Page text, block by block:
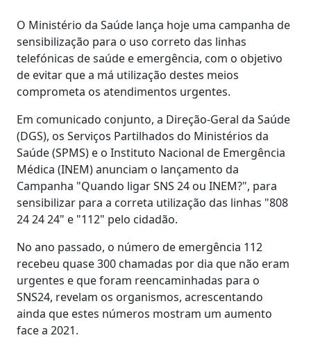
O Ministério da Saúde lança hoje uma campanha de
sensibilização para o uso correto das linhas
telefónicas de saúde e emergência, com o objetivo
de evitar que a má utilização destes meios
comprometa os atendimentos urgentes.
Em comunicado conjunto, a Direção-Geral da Saúde
(DGS), os Serviços Partilhados do Ministérios da
Saúde (SPMS) e o Instituto Nacional de Emergência
Médica (INEM) anunciam o lançamento da
Campanha "Quando ligar SNS 24 ou INEM?", para
sensibilizar para a correta utilização das linhas "808
24 24 24" e "112" pelo cidadão.
No ano passado, o número de emergência 112
recebeu quase 300 chamadas por dia que não eram
urgentes e que foram reencaminhadas para o
SNS24, revelam os organismos, acrescentando
ainda que estes números mostram um aumento
face a 2021.